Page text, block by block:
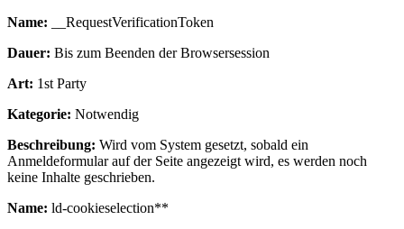
Name: __RequestVerificationToken
Dauer: Bis zum Beenden der Browsersession
Art: 1st Party
Kategorie: Notwendig
Beschreibung: Wird vom System gesetzt, sobald ein
Anmeldeformular auf der Seite angezeigt wird, es werden noch
keine Inhalte geschrieben.
Name: ld-cookieselection**